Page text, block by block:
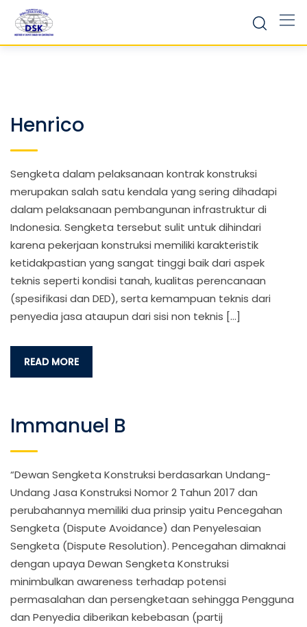
content
Henrico
Sengketa dalam pelaksanaan kontrak konstruksi
merupakan salah satu kendala yang sering dihadapi
dalam pelaksanaan pembangunan infrastruktur di
Indonesia. Sengketa tersebut sulit untuk dihindari
karena pekerjaan konstruksi memiliki karakteristik
ketidakpastian yang sangat tinggi baik dari aspek
teknis seperti kondisi tanah, kualitas perencanaan
(spesifikasi dan DED), serta kemampuan teknis dari
penyedia jasa ataupun dari sisi non teknis […]
READ MORE
Immanuel B
“Dewan Sengketa Konstruksi berdasarkan Undang-
Undang Jasa Konstruksi Nomor 2 Tahun 2017 dan
perubahannya memiliki dua prinsip yaitu Pencegahan
Sengketa (Dispute Avoidance) dan Penyelesaian
Sengketa (Dispute Resolution). Pencegahan dimaknai
dengan upaya Dewan Sengketa Konstruksi
minimbulkan awareness terhadap potensi
permasalahan dan persengketaan sehingga Pengguna
dan Penyedia diberikan kebebasan (partij